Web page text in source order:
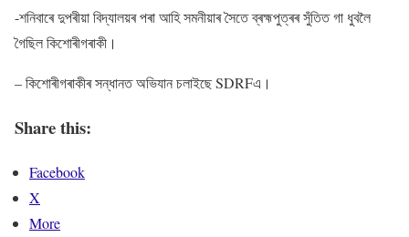
-শনিবাৰে দুপৰীয়া বিদ্যালয়ৰ পৰা আহি সমনীয়াৰ সৈতে ব্ৰহ্মপুত্ৰৰ সুঁতিত গা ধুবলৈ
গৈছিল কিশোৰীগৰাকী।
– কিশোৰীগৰাকীৰ সন্ধানত অভিযান চলাইছে SDRFএ।
Share this:
Facebook
X
More